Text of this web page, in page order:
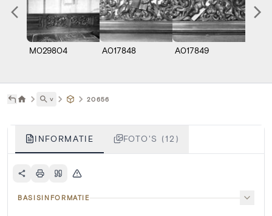
M029804 A017848 A017849
˅ 20656
INFORMATIE FOTO'S (12)
BASISINFORMATIE